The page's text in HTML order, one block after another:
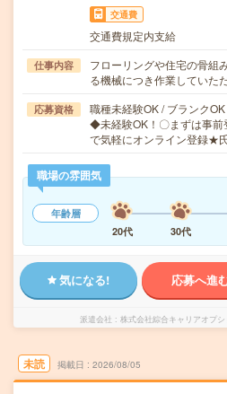
交通費
交通費規定内支給
仕事内容
フローリングや住宅の骨組
る機械につき作業していた
応募資格
職種未経験OK / ブランク
◆未経験OK！〇まずは事前
で気軽にオンライン登録★
職場の雰囲気
年齢層
20代
30代
気になる! 応募へ進
派遣会社 株式会社綜合キャリアオプ
未読 掲載日 2026/08/05